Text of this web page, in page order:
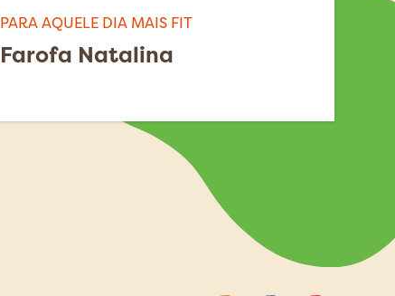
PARA AQUELE DIA MAIS FIT
Farofa Natalina